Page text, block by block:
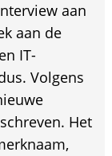
aan
aan de
IT-
Volgens
Het